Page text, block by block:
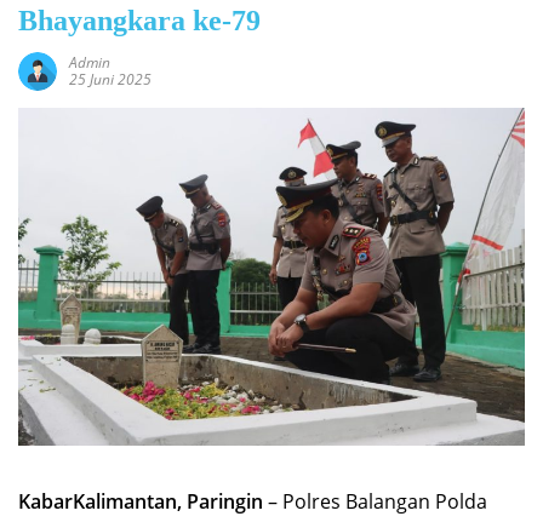
Bhayangkara ke-79
Admin
25 Juni 2025
KabarKalimantan, Paringin – Polres Balangan Polda